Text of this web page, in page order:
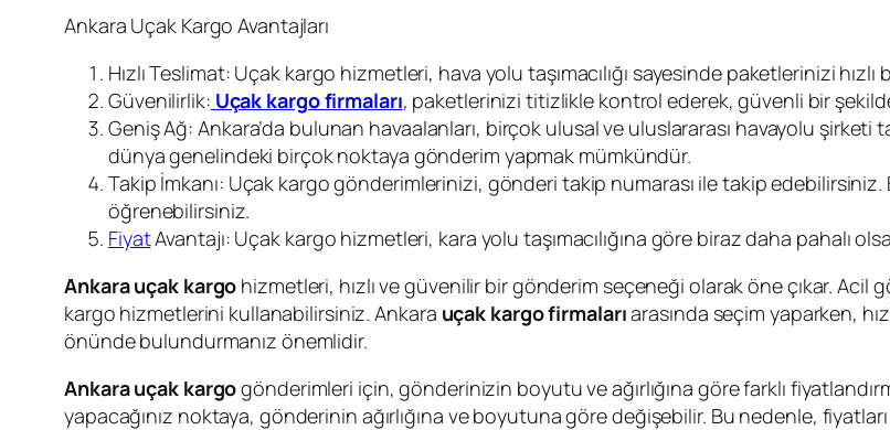
Ankara Uçak Kargo Avantajları
Hızlı Teslimat: Uçak kargo hizmetleri, hava yolu taşımacılığı sayesinde paketlerinizi
Güvenilirlik: Uçak kargo firmaları, paketlerinizi titizlikle kontrol ederek, güvenli bir
Geniş Ağ: Ankara’da bulunan havaalanları, birçok ulusal ve uluslararası havayolu şirketi
dünya genelindeki birçok noktaya gönderim yapmak mümkündür.
Takip İmkanı: Uçak kargo gönderimlerinizi, gönderi takip numarası ile takip
öğrenebilirsiniz.
FiyatAvantajı: Uçak kargo hizmetleri, kara yolu taşımacılığına göre biraz daha pahalı
Ankara uçak kargo hizmetleri, hızlı ve güvenilir bir gönderim seçeneği olarak öne çıkar.
kargo hizmetlerini kullanabilirsiniz. Ankara uçak kargo firmalarıarasında seçim yaparken,
önünde bulundurmanız önemlidir.
Ankara uçak kargogönderimleri için, gönderinizin boyutu ve ağırlığına göre farklı
yapacağınız noktaya, gönderinin ağırlığına ve boyutuna göre değişebilir. Bu nedenle,